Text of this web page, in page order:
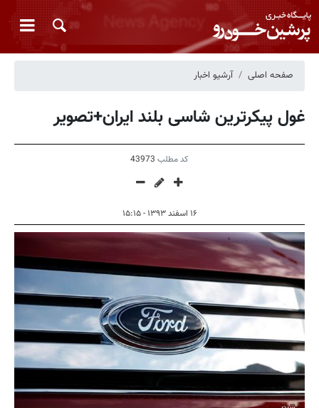
صفحه اصلی آرشیو اخبار
غول پیکرترین شاسی بلند ایران+تصویر
کد مطلب 43973
۱۶ اسفند ۱۳۹۳ - ۱۵:۱۵